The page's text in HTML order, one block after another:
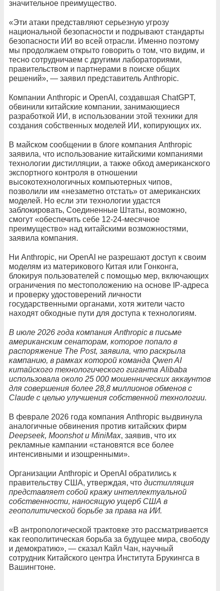
значительное преимущество.
«Эти атаки представляют серьезную угрозу
национальной безопасности и подрывают стандарты
безопасности ИИ во всей отрасли. Именно поэтому
мы продолжаем открыто говорить о том, что видим, и
тесно сотрудничаем с другими лабораториями,
правительством и партнерами в поиске общих
решений», — заявил представитель Anthropic.
Компании Anthropic и OpenAI, создавшая ChatGPT,
обвинили китайские компании, занимающиеся
разработкой ИИ, в использовании этой техники для
создания собственных моделей ИИ, копирующих их.
В майском сообщении в блоге компания Anthropic
заявила, что использование китайскими компаниями
технологии дистилляции, а также обход американского
экспортного контроля в отношении
высокотехнологичных компьютерных чипов,
позволили им «незаметно отстать» от американских
моделей. Но если эти технологии удастся
заблокировать, Соединенные Штаты, возможно,
смогут «обеспечить себе 12-24-месячное
преимущество» над китайскими возможностями,
заявила компания.
Ни Anthropic, ни OpenAI не разрешают доступ к своим
моделям из материкового Китая или Гонконга,
блокируя пользователей с помощью мер, включающих
ограничения по местоположению на основе IP-адреса
и проверку удостоверений личности
государственными органами, хотя жители часто
находят обходные пути для доступа к технологиям.
В июле 2026 года компания Anthropic в письме
американским сенаторам, которое попало в
распоряжение The Post, заявила, что раскрыла
кампанию, в рамках которой команда Qwen AI
китайского технологического гиганта Alibaba
использовала около 25 000 мошеннических аккаунтов
для совершения более 28,8 миллионов обменов с
Claude с целью улучшения собственной технологии.
В феврале 2026 года компания Anthropic выдвинула
аналогичные обвинения против китайских фирм
Deepseek, Moonshot и MiniMax, заявив, что их
рекламные кампании «становятся все более
интенсивными и изощренными».
Организации Anthropic и OpenAI обратились к
правительству США, утверждая, что дистилляция
представляет собой кражу интеллектуальной
собственности, наносящую ущерб США в
геополитической борьбе за права на ИИ.
«В антропологической трактовке это рассматривается
как геополитическая борьба за будущее мира, свободу
и демократию», — сказал Кайл Чан, научный
сотрудник Китайского центра Института Брукингса в
Вашингтоне.